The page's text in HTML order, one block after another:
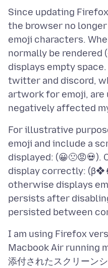
Since updating
the browser no
emoji characters.
normally be
displays empty
twitter and discord,
artwork for emoji, are
For illustrative
emoji and include a
displayed:
display correctly:
otherwise displays
persists after
I am using Firefox
添付されたスクリーン